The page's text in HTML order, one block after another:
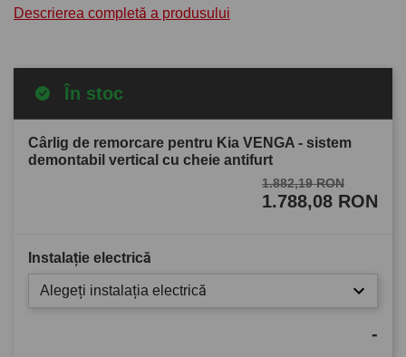
Descrierea completă a produsului
În stoc
Cârlig de remorcare pentru Kia VENGA - sistem
demontabil vertical cu cheie antifurt
1.882,19 RON
1.788,08 RON
Instalație electrică
Alegeți instalația electrică
-